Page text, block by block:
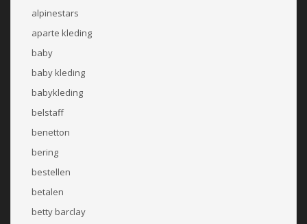
alpinestars
aparte kleding
baby
baby kleding
babykleding
belstaff
benetton
bering
bestellen
betalen
betty barclay